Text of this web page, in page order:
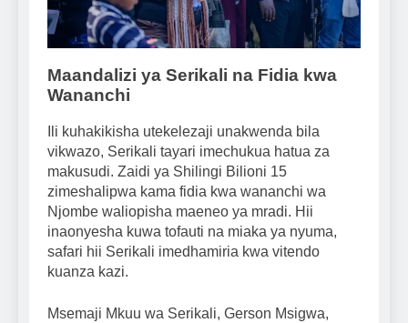
Maandalizi ya Serikali na Fidia kwa
Wananchi
Ili kuhakikisha utekelezaji unakwenda bila
vikwazo, Serikali tayari imechukua hatua za
makusudi. Zaidi ya Shilingi Bilioni 15
zimeshalipwa kama fidia kwa wananchi wa
Njombe waliopisha maeneo ya mradi. Hii
inaonyesha kuwa tofauti na miaka ya nyuma,
safari hii Serikali imedhamiria kwa vitendo
kuanza kazi.
Msemaji Mkuu wa Serikali, Gerson Msigwa,